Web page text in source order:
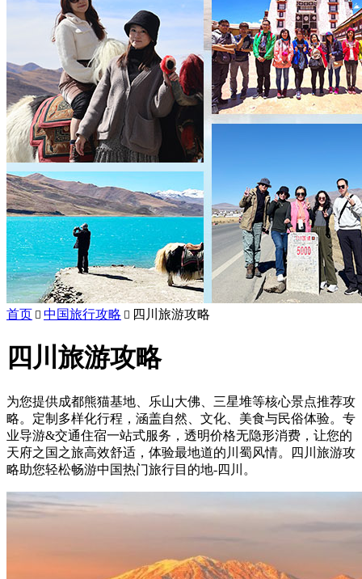
首页  中国旅行攻略  四川旅游攻略
四川旅游攻略
为您提供成都熊猫基地、乐山大佛、三星堆等核心景点推荐攻
略。定制多样化行程，涵盖自然、文化、美食与民俗体验。专
业导游&交通住宿一站式服务，透明价格无隐形消费，让您的
天府之国之旅高效舒适，体验最地道的川蜀风情。四川旅游攻
略助您轻松畅游中国热门旅行目的地-四川。